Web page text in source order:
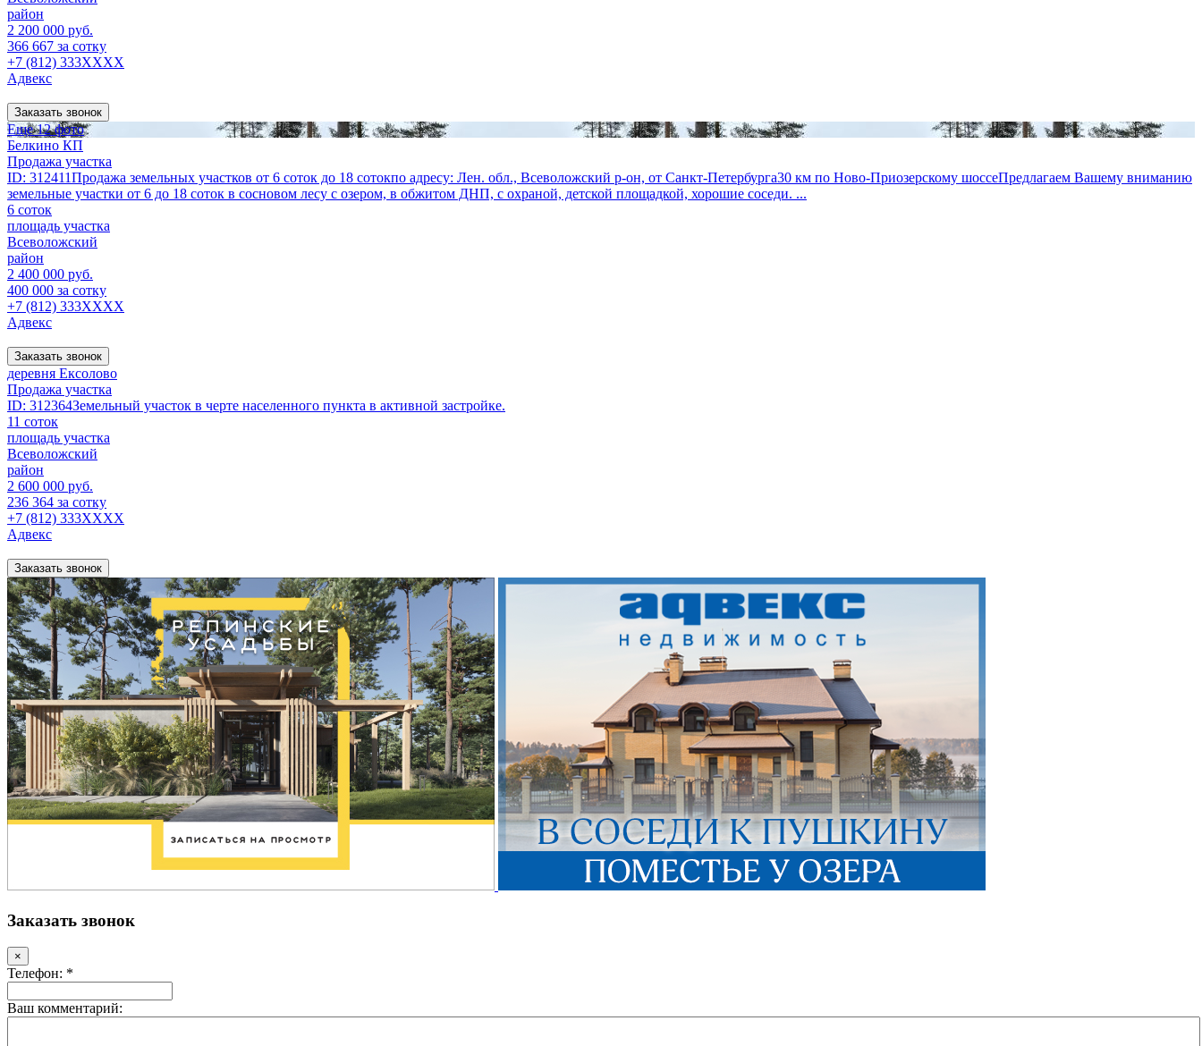
район
2 200 000 руб.
366 667 за сотку
+7 (812) 333XXXX
Адвекс
Заказать звонок
Еще 12 фото
Белкино КП
Продажа участка
ID: 312411Продажа земельных участков от 6 соток до 18 сотокпо адресу: Лен. обл., Всеволожский р-он, от Санкт-Петербурга30 км по Ново-Приозерскому шоссеПредлагаем Вашему вниманию
земельные участки от 6 до 18 соток в сосновом лесу с озером, в обжитом ДНП, с охраной, детской площадкой, хорошие соседи. ...
6 соток
площадь участка
Всеволожский
район
2 400 000 руб.
400 000 за сотку
+7 (812) 333XXXX
Адвекс
Заказать звонок
деревня Ексолово
Продажа участка
ID: 312364Земельный участок в черте населенного пункта в активной застройке.
11 соток
площадь участка
Всеволожский
район
2 600 000 руб.
236 364 за сотку
+7 (812) 333XXXX
Адвекс
Заказать звонок
Заказать звонок
×
Телефон: *
Ваш комментарий: